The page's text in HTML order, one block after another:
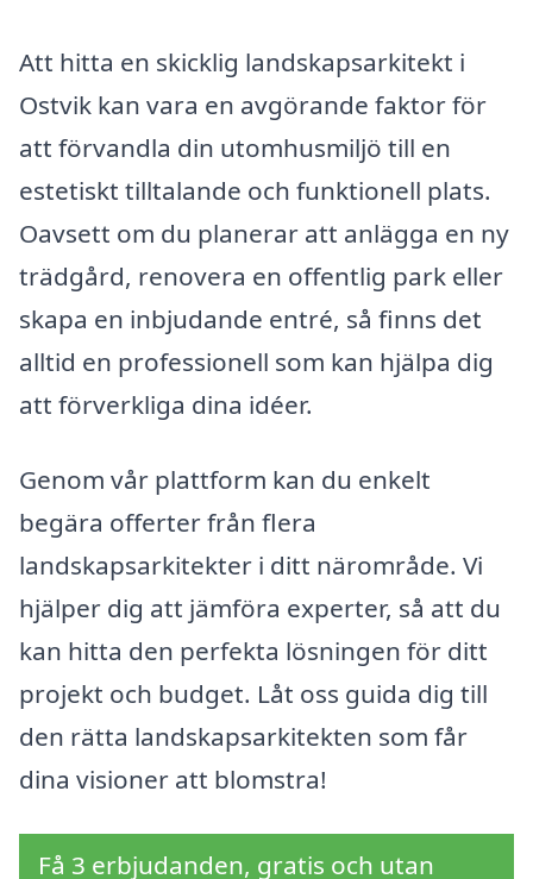
Att hitta en skicklig landskapsarkitekt i
Ostvik kan vara en avgörande faktor för
att förvandla din utomhusmiljö till en
estetiskt tilltalande och funktionell plats.
Oavsett om du planerar att anlägga en ny
trädgård, renovera en offentlig park eller
skapa en inbjudande entré, så finns det
alltid en professionell som kan hjälpa dig
att förverkliga dina idéer.
Genom vår plattform kan du enkelt
begära offerter från flera
landskapsarkitekter i ditt närområde. Vi
hjälper dig att jämföra experter, så att du
kan hitta den perfekta lösningen för ditt
projekt och budget. Låt oss guida dig till
den rätta landskapsarkitekten som får
dina visioner att blomstra!
Få 3 erbjudanden, gratis och utan